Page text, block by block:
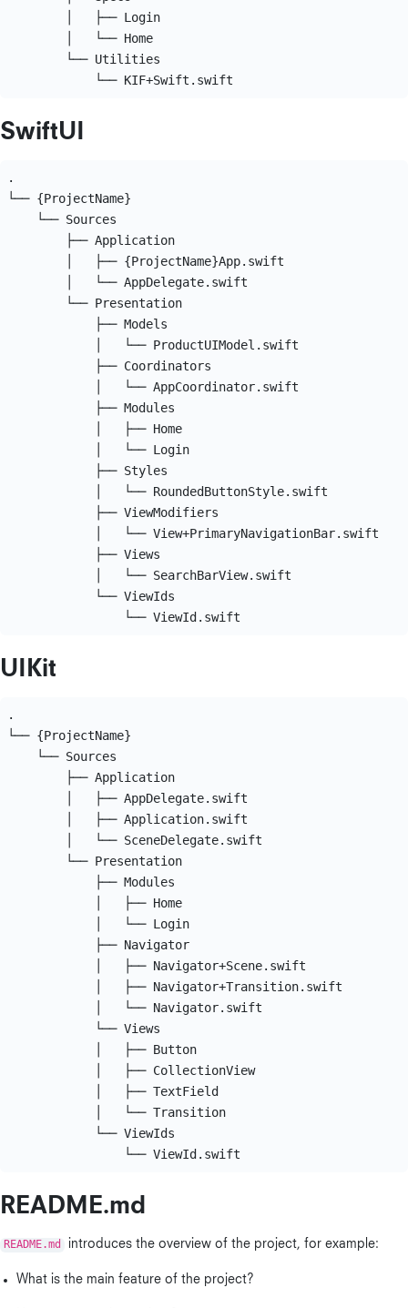
        │   ├── Login
        │   └── Home
        └── Utilities
SwiftUI
.
└── {ProjectName}
└── Sources
├── Application
│   ├── {ProjectName}App.swift
│   └── AppDelegate.swift
└── Presentation
├── Models
│   └── ProductUIModel.swift
├── Coordinators
│   └── AppCoordinator.swift
├── Modules
│   ├── Home
│   └── Login
├── Styles
│   └── RoundedButtonStyle.swift
├── ViewModifiers
│   └── View+PrimaryNavigationBar.swift
├── Views
│   └── SearchBarView.swift
└── ViewIds
UIKit
.
└── {ProjectName}
└── Sources
├── Application
│   ├── AppDelegate.swift
│   ├── Application.swift
│   └── SceneDelegate.swift
└── Presentation
├── Modules
│   ├── Home
│   └── Login
├── Navigator
│   ├── Navigator+Scene.swift
│   ├── Navigator+Transition.swift
│   └── Navigator.swift
└── Views
│   ├── Button
│   ├── CollectionView
│   ├── TextField
│   └── Transition
└── ViewIds
README.md
README.md introduces the overview of the project, for example:
What is the main feature of the project?